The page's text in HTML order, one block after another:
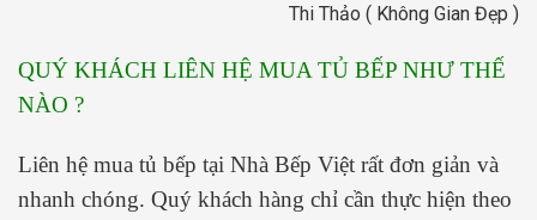
Thi Thảo ( Không Gian Đẹp )
QUÝ KHÁCH LIÊN HỆ MUA TỦ BẾP NHƯ THẾ
NÀO ?
Liên hệ mua tủ bếp tại Nhà Bếp Việt rất đơn giản và
nhanh chóng. Quý khách hàng chỉ cần thực hiện theo